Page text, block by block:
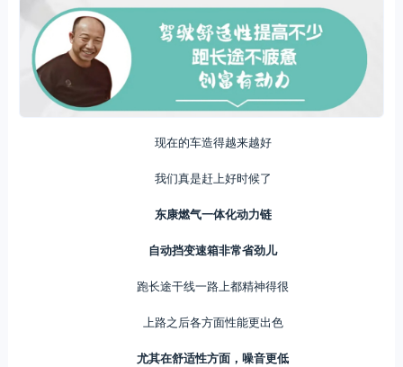
现在的车造得越来越好
我们真是赶上好时候了
东康燃气一体化动力链
自动挡变速箱非常省劲儿
跑长途干线一路上都精神得很
上路之后各方面性能更出色
尤其在舒适性方面，噪音更低